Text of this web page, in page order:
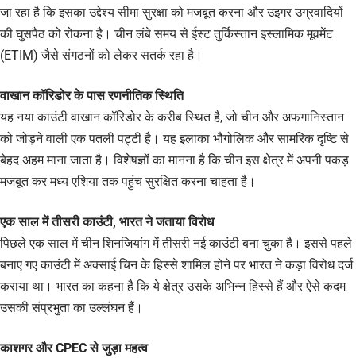
जा रहा है कि इसका उद्देश्य सीमा सुरक्षा को मजबूत करना और उइगर उग्रवादियों
की घुसपैठ को रोकना है। चीन लंबे समय से ईस्ट तुर्किस्तान इस्लामिक मूवमेंट
(ETIM) जैसे संगठनों को लेकर सतर्क रहा है।
वाखान कॉरिडोर के पास रणनीतिक स्थिति
यह नया काउंटी वाखान कॉरिडोर के करीब स्थित है, जो चीन और अफगानिस्तान
को जोड़ने वाली एक पतली पट्टी है। यह इलाका भौगोलिक और सामरिक दृष्टि से
बेहद अहम माना जाता है। विशेषज्ञों का मानना है कि चीन इस क्षेत्र में अपनी पकड़
मजबूत कर मध्य एशिया तक पहुंच सुरक्षित करना चाहता है।
एक साल में तीसरी काउंटी, भारत ने जताया विरोध
पिछले एक साल में चीन शिनजियांग में तीसरी नई काउंटी बना चुका है। इससे पहले
बनाए गए काउंटी में अक्साई चिन के हिस्से शामिल होने पर भारत ने कड़ा विरोध दर्ज
कराया था। भारत का कहना है कि ये क्षेत्र उसके अभिन्न हिस्से हैं और ऐसे कदम
उसकी संप्रभुता का उल्लंघन हैं।
काशगर और CPEC से जुड़ा महत्व